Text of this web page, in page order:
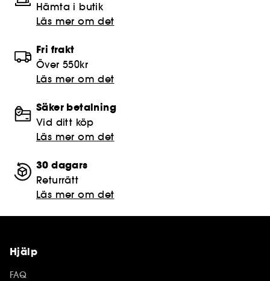
Hämta i butik​
Läs mer om det
Fri frakt
Över 550kr
Läs mer om det
Säker betalning
Vid ditt köp
Läs mer om det
30 dagars
Returrätt
Läs mer om det
Hjälp
FAQ